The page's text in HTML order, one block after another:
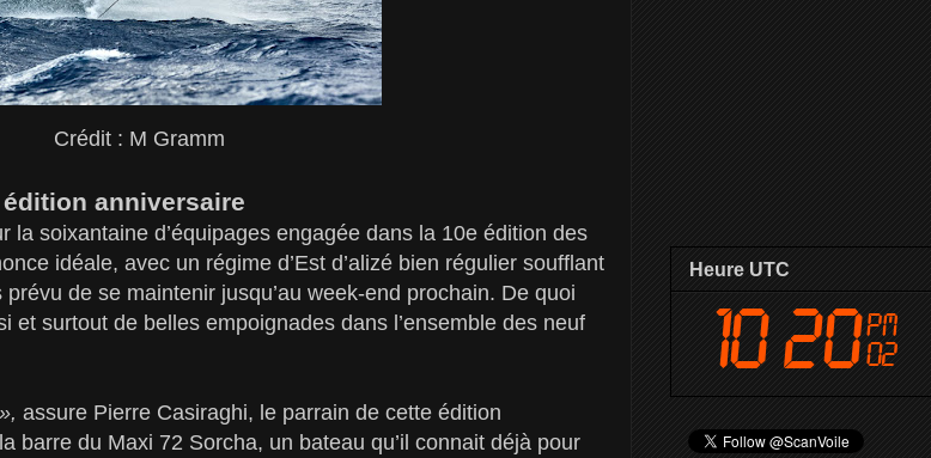
Crédit : M Gramm
anniversaire
la soixantaine d’équipages engagée dans la 10e édition des
idéale, avec un régime d’Est d’alizé bien régulier soufflant
de se maintenir jusqu’au week-end prochain. De quoi
et surtout de belles empoignades dans l’ensemble des neuf
assure Pierre Casiraghi, le parrain de cette édition
barre du Maxi 72 Sorcha, un bateau qu’il connait déjà pour
Heure UTC